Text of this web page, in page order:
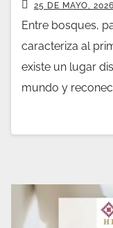
25 DE MAYO, 2026
Entre bosques,
caracteriza al
existe un lugar
mundo y